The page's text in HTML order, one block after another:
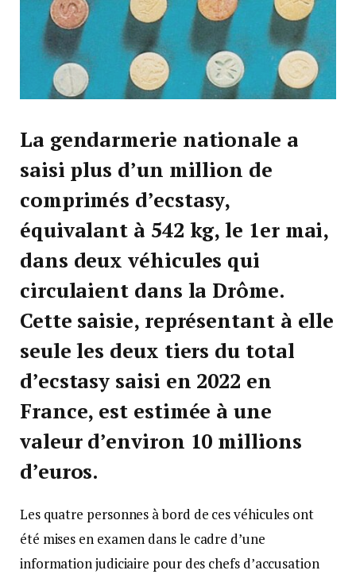
La gendarmerie nationale a
saisi plus d’un million de
comprimés d’ecstasy,
équivalant à 542 kg, le 1er mai,
dans deux véhicules qui
circulaient dans la Drôme.
Cette saisie, représentant à elle
seule les deux tiers du total
d’ecstasy saisi en 2022 en
France, est estimée à une
valeur d’environ 10 millions
d’euros.
Les quatre personnes à bord de ces véhicules ont
été mises en examen dans le cadre d’une
information judiciaire pour des chefs d’accusation